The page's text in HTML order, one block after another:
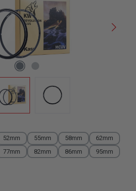
52mm 55mm 58mm
62mm
77mm 82mm 86mm
95mm